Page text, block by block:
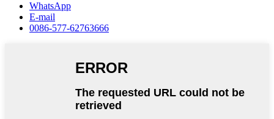
WhatsApp
E-mail
0086-577-62763666